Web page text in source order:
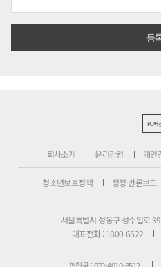
PC버
회사소개 윤리강령 개인
청소년보호정책 정정·반론보도
서울특별시 성동구 성수일로
대표전화 : 1800-6522